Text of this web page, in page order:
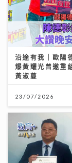
沿途有我｜歐陽
爆黃耀光曾邀
黃淑蔓
23/07/2026